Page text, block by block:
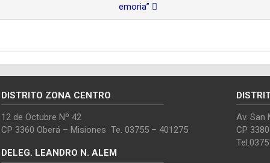
emoria”
DISTRITO ZONA CENTRO
12 de Octubre Nº 42
CP 3360 Oberá – Misiones Te. 03755 – 401275
DELEG. LEANDRO N. ALEM
Av. San
CP